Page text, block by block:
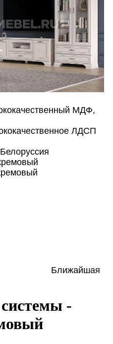
МДФ,
ЛДСП
Белоруссия
Ближайшая
-